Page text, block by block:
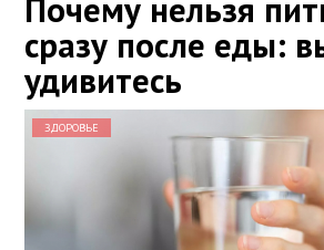
Почему нельзя
сразу после еды:
удивитесь
ЗДОРОВЬЕ